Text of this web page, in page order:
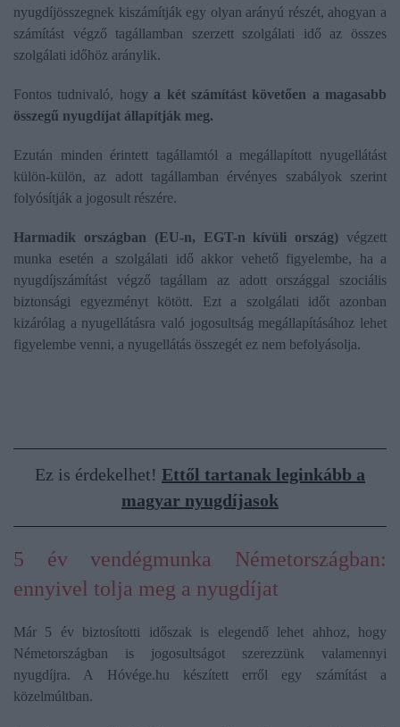
nyugdíjösszegnek kiszámítják egy olyan arányú részét, ahogyan a
számítást végző tagállamban szerzett szolgálati idő az összes
szolgálati időhöz aránylik.
Fontos tudnivaló, hogy a két számítást követően a magasabb
összegű nyugdíjat állapítják meg.
Ezután minden érintett tagállamtól a megállapított nyugellátást
külön-külön, az adott tagállamban érvényes szabályok szerint
folyósítják a jogosult részére.
Harmadik országban (EU-n, EGT-n kívüli ország) végzett
munka esetén a szolgálati idő akkor vehető figyelembe, ha a
nyugdíjszámítást végző tagállam az adott országgal szociális
biztonsági egyezményt kötött. Ezt a szolgálati időt azonban
kizárólag a nyugellátásra való jogosultság megállapításához lehet
figyelembe venni, a nyugellátás összegét ez nem befolyásolja.
Ez is érdekelhet! Ettől tartanak leginkább a
magyar nyugdíjasok
5 év vendégmunka Németországban:
ennyivel tolja meg a nyugdíjat
Már 5 év biztosítotti időszak is elegendő lehet ahhoz, hogy
Németországban is jogosultságot szerezzünk valamennyi
nyugdíjra. A Hóvége.hu készített erről egy számítást a
közelmúltban.